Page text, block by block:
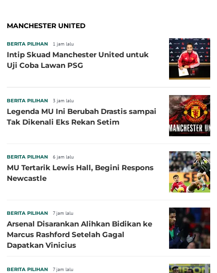
MANCHESTER UNITED
BERITA PILIHAN 1 jam lalu
Intip Skuad Manchester United untuk
Uji Coba Lawan PSG
BERITA PILIHAN 3 jam lalu
Legenda MU Ini Berubah Drastis sampai
Tak Dikenali Eks Rekan Setim
BERITA PILIHAN 6 jam lalu
MU Tertarik Lewis Hall, Begini Respons
Newcastle
BERITA PILIHAN 7 jam lalu
Arsenal Disarankan Alihkan Bidikan ke
Marcus Rashford Setelah Gagal
Dapatkan Vinicius
BERITA PILIHAN 7 jam lalu